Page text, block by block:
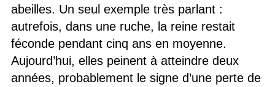
abeilles. Un seul exemple très parlant :
autrefois, dans une ruche, la reine restait
féconde pendant cinq ans en moyenne.
Aujourd’hui, elles peinent à atteindre deux
années, probablement le signe d’une perte de